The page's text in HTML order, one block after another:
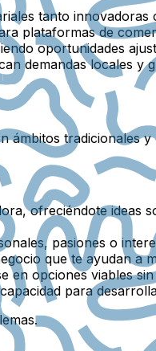
tanto
plataformas de
oportunidades
demandas locales
tradicionales
ofreciéndote ideas
pasiones o
que te ayudan a
en opciones viables
para